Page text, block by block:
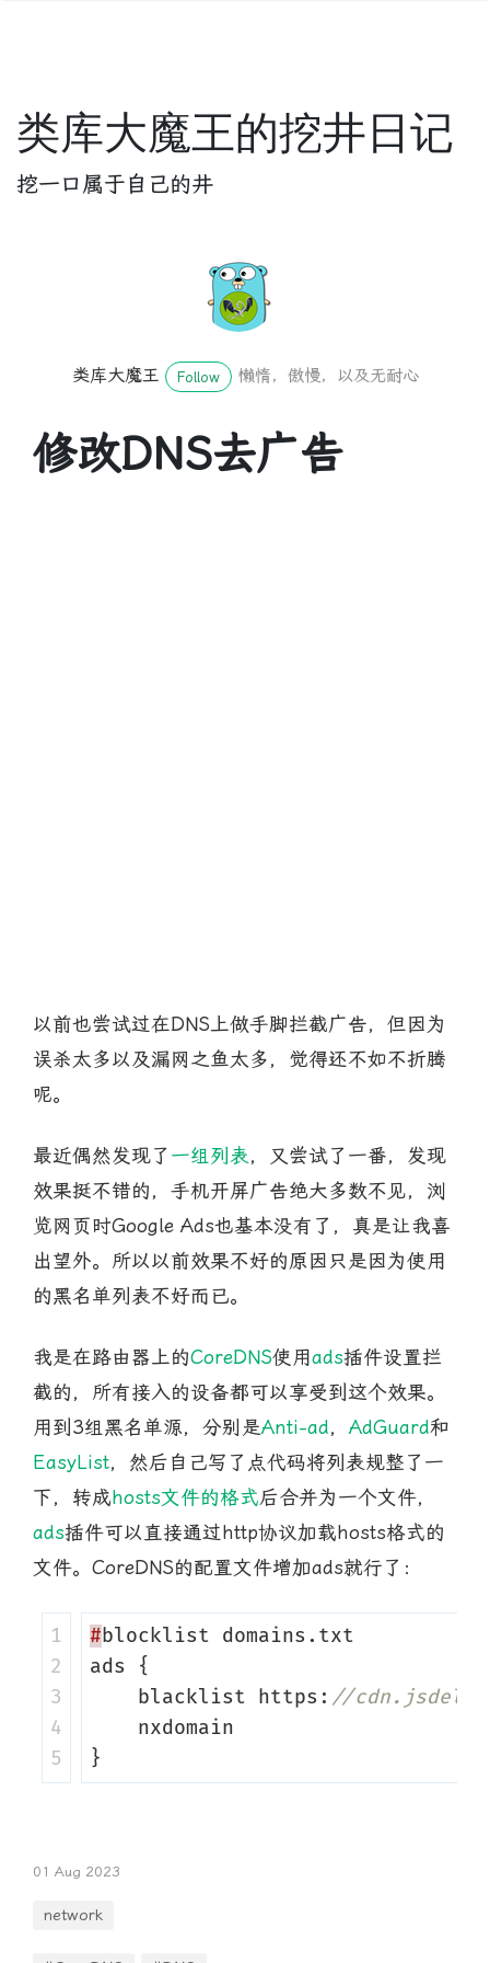
类库大魔王的挖井日记
挖一口属于自己的井
类库大魔王 Follow 懒惰，傲慢，以及无耐心
修改DNS去广告
以前也尝试过在DNS上做手脚拦截广告，但因为
误杀太多以及漏网之鱼太多，觉得还不如不折腾
呢。
最近偶然发现了 一组列表，又尝试了一番，发现
效果挺不错的，手机开屏广告绝大多数不见，浏
览网页时Google Ads也基本没有了，真是让我喜
出望外。所以以前效果不好的原因只是因为使用
的黑名单列表不好而已。
我是在路由器上的CoreDNS使用 ads插件设置拦
截的，所有接入的设备都可以享受到这个效果。
用到3组黑名单源，分别是Anti-ad，AdGuard和
EasyList，然后自己写了点代码将列表规整了一
下，转成hosts文件的格式后合并为一个文件，
ads插件可以直接通过http协议加载hosts格式的
文件。CoreDNS的配置文件增加ads就行了：
1
2
3
4
#blocklist domains . txt
ads
{
blacklist
https : //
nxdomain
}
01 Aug 2023
network